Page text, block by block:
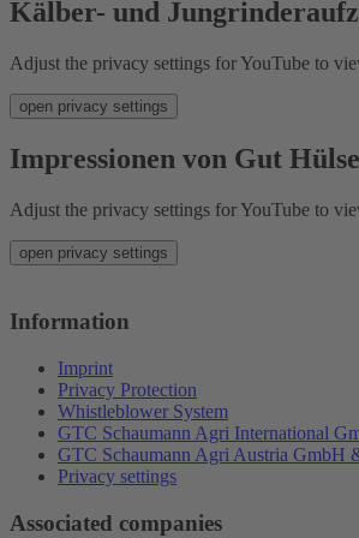
Kälber- und
Adjust the privacy settings for YouTube to
open privacy settings
Impressionen von Gut
Adjust the privacy settings for YouTube to
open privacy settings
Information
Imprint
Privacy Protection
Whistleblower System
GTC Schaumann Agri International
GTC Schaumann Agri Austria GmbH
Privacy settings
Associated companies